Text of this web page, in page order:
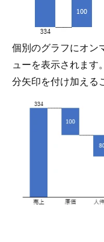
個別のグラフにオン
ューを表示されま
分矢印を付け加える